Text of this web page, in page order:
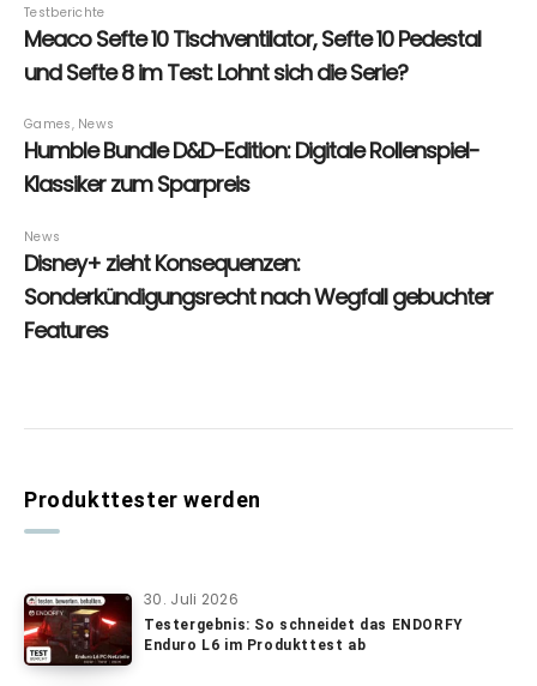
Produkttester werden
30. Juli 2026
Testergebnis: So schneidet das ENDORFY
Enduro L6 im Produkttest ab